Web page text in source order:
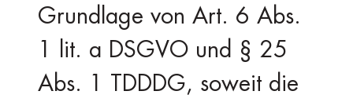
Grundlage von Art. 6 Abs.
1 lit. a DSGVO und § 25
Abs. 1 TDDDG, soweit die